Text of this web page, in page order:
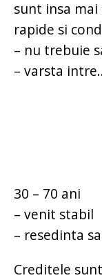
sunt insa
rapide si
– nu trebuie
– varsta
30 – 70 ani
– venit stabil
– resedinta
Creditele